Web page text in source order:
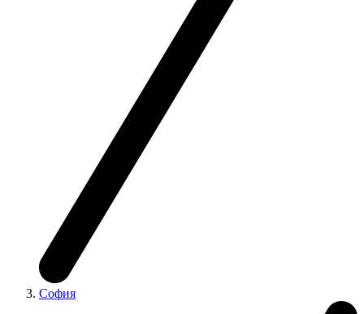
София